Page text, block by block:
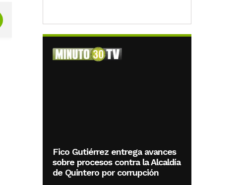
Fico Gutiérrez entrega avances
sobre procesos contra la Alcaldía
de Quintero por corrupción